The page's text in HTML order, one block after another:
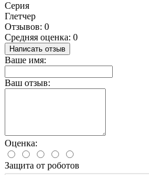
Серия
Глетчер
Отзывов: 0
Средняя оценка: 0
Написать отзыв
Ваше имя:
Ваш отзыв:
Оценка:
Защита от роботов